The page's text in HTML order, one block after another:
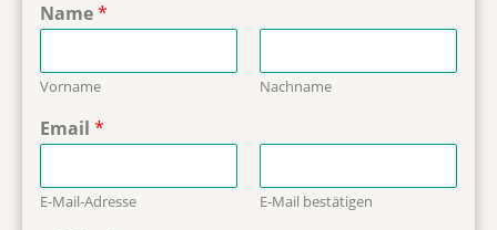
Name*
Vorname Nachname
Email *
E-Mail-Adresse E-Mail bestätigen